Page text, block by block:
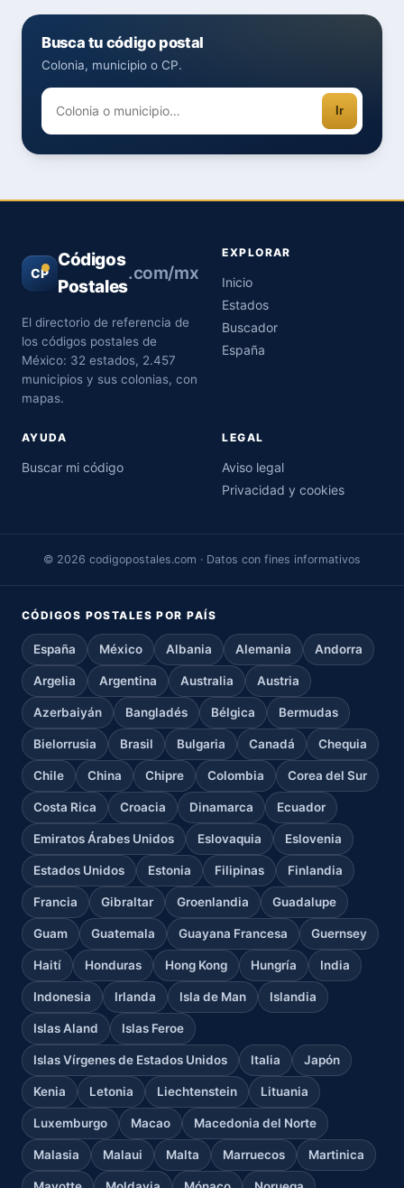
Busca tu código postal
Colonia, municipio o CP.
Ir
CP
Códigos
Postales
.com/mx
El directorio de referencia de
los códigos postales de
México: 32 estados, 2.457
municipios y sus colonias, con
mapas.
EXPLORAR
Inicio
Estados
Buscador
España
AYUDA
Buscar mi código
LEGAL
Aviso legal
Privacidad y cookies
© 2026 codigopostales.com · Datos con fines informativos
CÓDIGOS POSTALES POR PAÍS
España México Albania Alemania Andorra
Argelia Argentina Australia Austria
Azerbaiyán Bangladés Bélgica Bermudas
Bielorrusia Brasil Bulgaria Canadá Chequia
Chile China Chipre Colombia Corea del Sur
Costa Rica Croacia Dinamarca Ecuador
Emiratos Árabes Unidos Eslovaquia Eslovenia
Estados Unidos Estonia Filipinas Finlandia
Francia Gibraltar Groenlandia Guadalupe
Guam Guatemala Guayana Francesa Guernsey
Haití Honduras Hong Kong Hungría India
Indonesia Irlanda Isla de Man Islandia
Islas Aland Islas Feroe
Islas Vírgenes de Estados Unidos Italia Japón
Kenia Letonia Liechtenstein Lituania
Luxemburgo Macao Macedonia del Norte
Malasia Malaui Malta Marruecos Martinica